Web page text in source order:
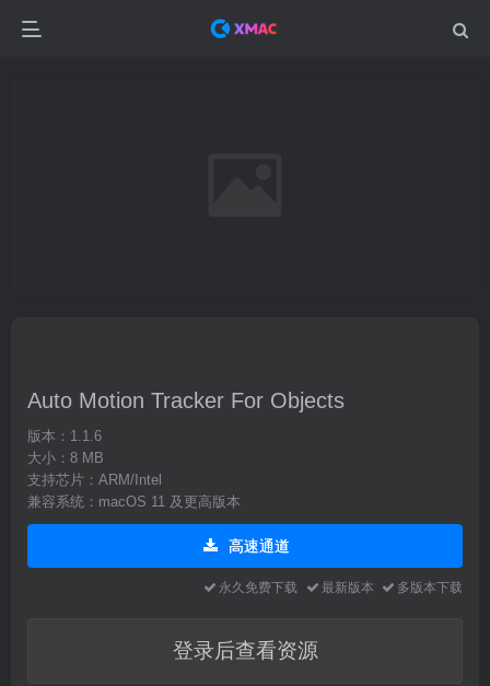
Auto Motion Tracker For Objects
版本：1.1.6
大小：8 MB
支持芯片：ARM/Intel
兼容系统：macOS 11 及更高版本
高速通道
永久免费下载 最新版本 多版本下载
登录后查看资源